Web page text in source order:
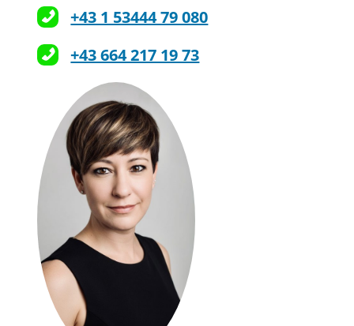
+43 1 53444 79 080
+43 664 217 19 73